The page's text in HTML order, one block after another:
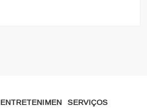
ENTRETENIMEN
SERVIÇOS